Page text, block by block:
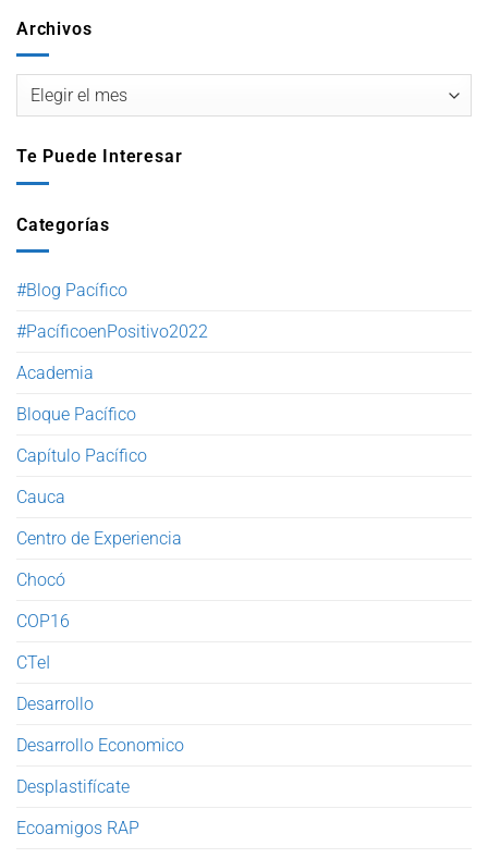
Archivos
Te Puede Interesar
Categorías
#Blog Pacífico
#PacíficoenPositivo2022
Academia
Bloque Pacífico
Capítulo Pacífico
Cauca
Centro de Experiencia
Chocó
COP16
CTeI
Desarrollo
Desarrollo Economico
Desplastifícate
Ecoamigos RAP